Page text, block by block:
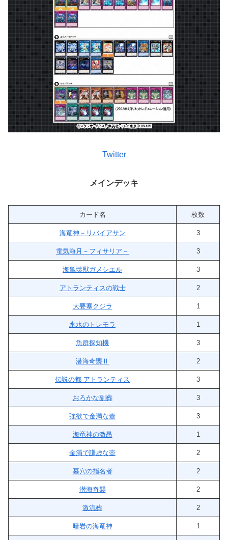
Twitter
メインデッキ
カード名 枚数
海竜神－リバイアサン 3
電気海月－フィサリア－ 3
海亀壊獣ガメシエル 3
アトランティスの戦士 2
大要塞クジラ 1
氷水のトレモラ 1
魚群探知機 3
潜海奇襲Ⅱ 2
伝説の都 アトランティス 3
おろかな副葬 3
強欲で金満な壺 3
海竜神の激昂 1
金満で謙虚な壺 2
墓穴の指名者 2
潜海奇襲 2
激流葬 2
暗岩の海竜神 1